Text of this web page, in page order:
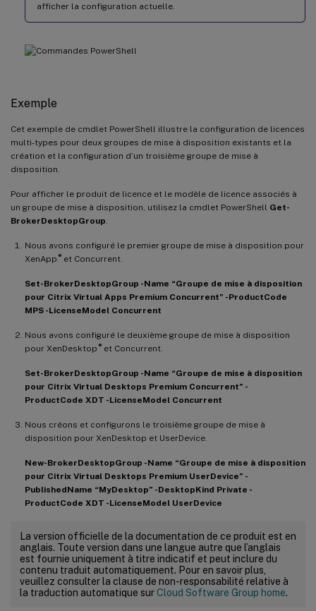
afficher la configuration actuelle.
Exemple
Cet exemple de cmdlet PowerShell illustre la configuration de licences
multi-types pour deux groupes de mise à disposition existants et la
création et la configuration d’un troisième groupe de mise à
disposition.
Pour afficher le produit de licence et le modèle de licence associés à
un groupe de mise à disposition, utilisez la cmdlet PowerShell Get-
BrokerDesktopGroup
Nous avons configuré le premier groupe de mise à disposition pour
XenApp ®et Concurrent.
Set-BrokerDesktopGroup -Name “Groupe de mise à disposition
pour Citrix Virtual Apps Premium Concurrent” -ProductCode
MPS -LicenseModel Concurrent
Nous avons configuré le deuxième groupe de mise à disposition
pour XenDesktop ®et Concurrent.
Set-BrokerDesktopGroup -Name “Groupe de mise à disposition
pour Citrix Virtual Desktops Premium Concurrent” -
ProductCode XDT -LicenseModel Concurrent
Nous créons et configurons le troisième groupe de mise à
disposition pour XenDesktop et UserDevice.
New-BrokerDesktopGroup -Name “Groupe de mise à disposition
pour Citrix Virtual Desktops Premium UserDevice” -
PublishedName “MyDesktop” -DesktopKind Private -
ProductCode XDT -LicenseModel UserDevice
La version officielle de la documentation de ce produit est en
anglais. Toute version dans une langue autre que l’anglais
est fournie uniquement à titre indicatif et peut inclure du
contenu traduit automatiquement. Pour en savoir plus,
veuillez consulter la clause de non-responsabilité relative à
la traduction automatique surCloud Software Group home.